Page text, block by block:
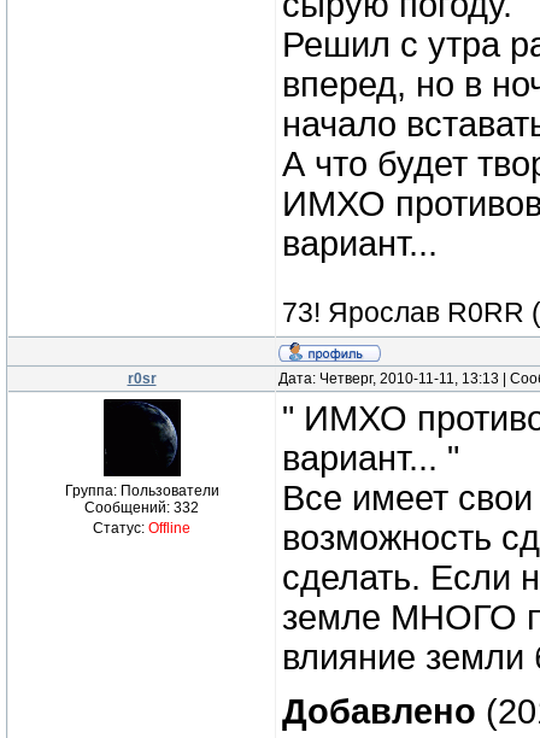
Решил с утра
вперед, но в
начало
А что будет
ИМХО
вариант...
73! Ярослав R0RR
r0sr Дата: Четверг, 2010-11-11, 13:13 |
Группа: Пользователи
Сообщений: 332
Статус: Offline
" ИМХО
вариант... "
Все имеет
возможность
сделать. Если
земле МНОГО
влияние
Добавлено